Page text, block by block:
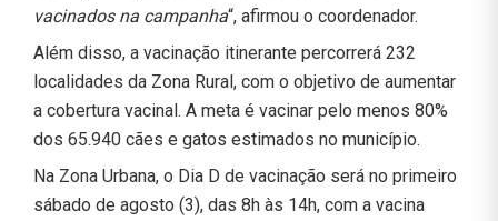
vacinados na campanha“, afirmou o coordenador.
Além disso, a vacinação itinerante percorrerá 232
localidades da Zona Rural, com o objetivo de aumentar
a cobertura vacinal. A meta é vacinar pelo menos 80%
dos 65.940 cães e gatos estimados no município.
Na Zona Urbana, o Dia D de vacinação será no primeiro
sábado de agosto (3), das 8h às 14h, com a vacina